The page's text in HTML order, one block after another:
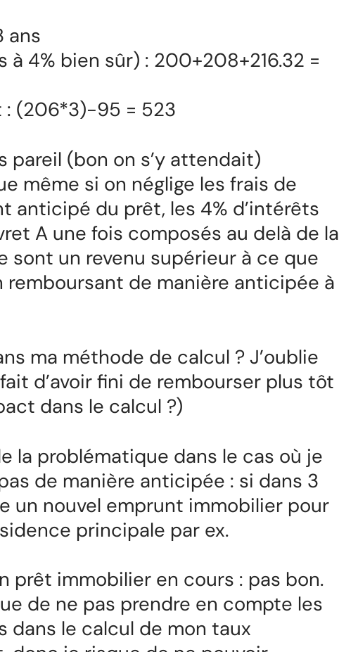
ans
à 4% bien sûr) : 200+208+216.32 =
: (206*3)-95 = 523
pareil (bon on s’y attendait)
même si on néglige les frais de
anticipé du prêt, les 4% d’intérêts
A une fois composés au delà de la
sont un revenu supérieur à ce que
remboursant de manière anticipée à
ma méthode de calcul ? J’oublie
d’avoir fini de rembourser plus tôt
dans le calcul ?)
la problématique dans le cas où je
de manière anticipée : si dans 3
un nouvel emprunt immobilier pour
principale par ex.
prêt immobilier en cours : pas bon.
de ne pas prendre en compte les
dans le calcul de mon taux